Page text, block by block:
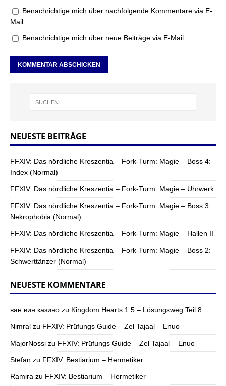
Benachrichtige mich über nachfolgende Kommentare via E-
Mail.
Benachrichtige mich über neue Beiträge via E-Mail.
NEUESTE BEITRÄGE
FFXIV: Das nördliche Kreszentia – Fork-Turm: Magie – Boss 4:
Index (Normal)
FFXIV: Das nördliche Kreszentia – Fork-Turm: Magie – Uhrwerk
FFXIV: Das nördliche Kreszentia – Fork-Turm: Magie – Boss 3:
Nekrophobia (Normal)
FFXIV: Das nördliche Kreszentia – Fork-Turm: Magie – Hallen II
FFXIV: Das nördliche Kreszentia – Fork-Turm: Magie – Boss 2:
Schwerttänzer (Normal)
NEUESTE KOMMENTARE
ван вин казино zu Kingdom Hearts 1.5 – Lösungsweg Teil 8
Nimral zu FFXIV: Prüfungs Guide – Zel Tajaal – Enuo
MajorNossi zu FFXIV: Prüfungs Guide – Zel Tajaal – Enuo
Stefan zu FFXIV: Bestiarium – Hermetiker
Ramira zu FFXIV: Bestiarium – Hermetiker